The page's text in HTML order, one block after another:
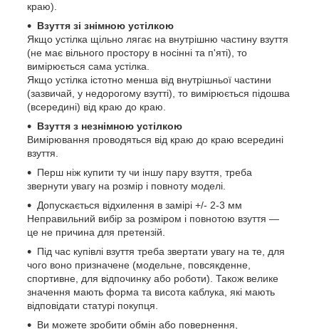
краю).
Взуття зі знімною устілкою
Якщо устілка щільно лягає на внутрішню частину взуття
(не має вільного простору в носінні та п'яті), то
вимірюється сама устілка.
Якщо устілка істотно менша від внутрішньої частини
(зазвичай, у недорогому взутті), то вимірюється підошва
(всередині) від краю до краю.
Взуття з незнімною устілкою
Вимірювання проводяться від краю до краю всередині
взуття.
Перш ніж купити ту чи іншу пару взуття, треба
звернути увагу на розмір і повноту моделі.
Допускається відхилення в замірі +/- 2-3 мм
Неправильний вибір за розміром і повнотою взуття —
це не причина для претензій.
Під час купівлі взуття треба звертати увагу на те, для
чого воно призначене (модельне, повсякденне,
спортивне, для відпочинку або роботи). Також велике
значення мають форма та висота каблука, які мають
відповідати статурі покупця.
Ви можете зробити обмін або повернення,